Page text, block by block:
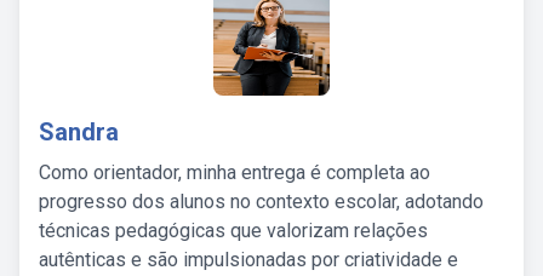
Sandra
Como orientador, minha entrega é completa ao
progresso dos alunos no contexto escolar, adotando
técnicas pedagógicas que valorizam relações
autênticas e são impulsionadas por criatividade e